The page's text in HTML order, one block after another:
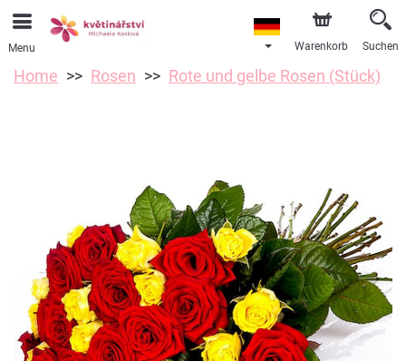
Menu Warenkorb Suchen
Home Rosen Rote und gelbe Rosen (Stück)